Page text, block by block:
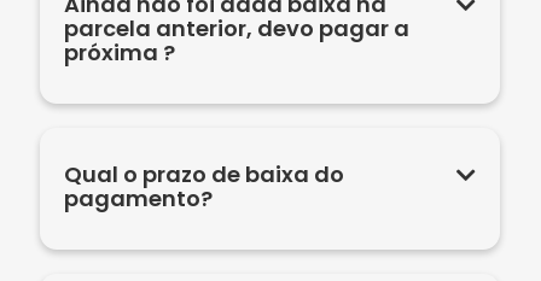
parcela anterior, devo pagar a
próxima ?
Qual o prazo de baixa do
pagamento?